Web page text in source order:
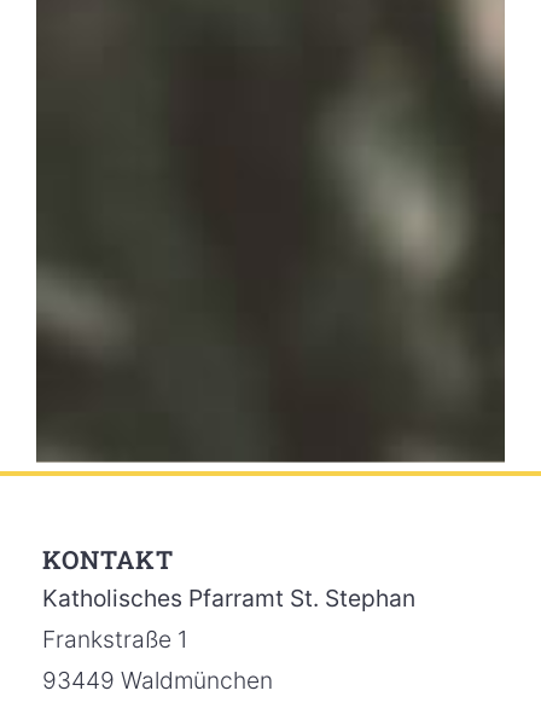
KONTAKT
Katholisches Pfarramt St. Stephan
Frankstraße 1
93449 Waldmünchen